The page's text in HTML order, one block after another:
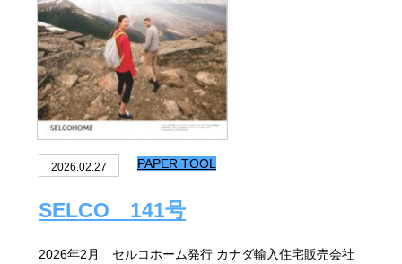
2026.02.27 PAPER TOOL
SELCO 141号
2026年2月 セルコホーム発行 カナダ輸入住宅販売会社